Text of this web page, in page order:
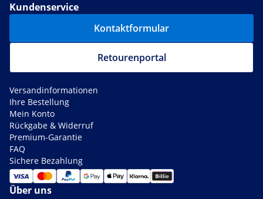
Kundenservice
Kontaktformular
Retourenportal
Versandinformationen
Ihre Bestellung
Mein Konto
Rückgabe & Widerruf
Premium-Garantie
FAQ
Sichere Bezahlung
Über uns